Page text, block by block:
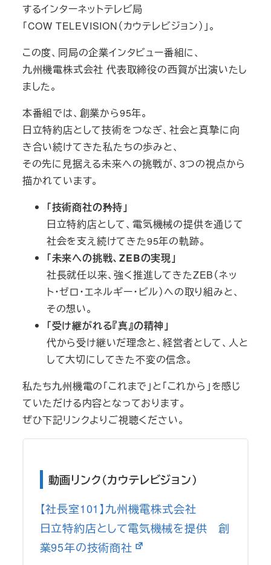
するインターネットテレビ局
「COW TELEVISION（カウテレビジョン）」。
この度、同局の企業インタビュー番組に、
九州機電株式会社 代表取締役の西賀が出演いたし
ました。
本番組では、創業から95年。
日立特約店として技術をつなぎ、社会と真摯に向
き合い続けてきた私たちの歩みと、
その先に見据える未来への挑戦が、3つの視点から
描かれています。
「技術商社の矜持」
日立特約店として、電気機械の提供を通じて
社会を支え続けてきた95年の軌跡。
「未来への挑戦、ZEBの実現」
社長就任以来、強く推進してきたZEB（ネッ
ト・ゼロ・エネルギー・ビル）への取り組みと、
その想い。
「受け継がれる『真』の精神」
代から受け継いだ理念と、経営者として、人と
して大切にしてきた不変の信念。
私たち九州機電の「これまで」と「これから」を感じ
ていただける内容となっております。
ぜひ下記リンクよりご視聴ください。
動画リンク（カウテレビジョン）
【社長室101】九州機電株式会社
日立特約店として電気機械を提供 創
業95年の技術商社